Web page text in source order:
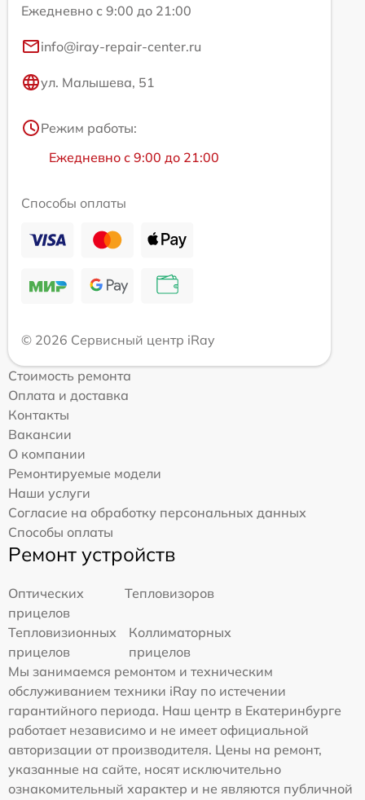
Ежедневно с 9:00 до 21:00
info@iray-repair-center.ru
ул. Малышева, 51
Режим работы:
Ежедневно с 9:00 до 21:00
Способы оплаты
© 2026 Сервисный центр iRay
Стоимость ремонта
Оплата и доставка
Контакты
Вакансии
О компании
Ремонтируемые модели
Наши услуги
Согласие на обработку персональных данных
Способы оплаты
Ремонт устройств
Оптических
прицелов
Тепловизоров
Тепловизионных
прицелов
Коллиматорных
прицелов
Мы занимаемся ремонтом и техническим
обслуживанием техники iRay по истечении
гарантийного периода. Наш центр в Екатеринбурге
работает независимо и не имеет официальной
авторизации от производителя. Цены на ремонт,
указанные на сайте, носят исключительно
ознакомительный характер и не являются публичной